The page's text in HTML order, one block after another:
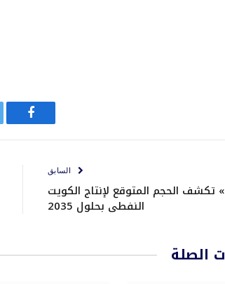
السابق
الحجم المتوقع لإنتاج الكويت
النفطي بحلول 2035
الصلة